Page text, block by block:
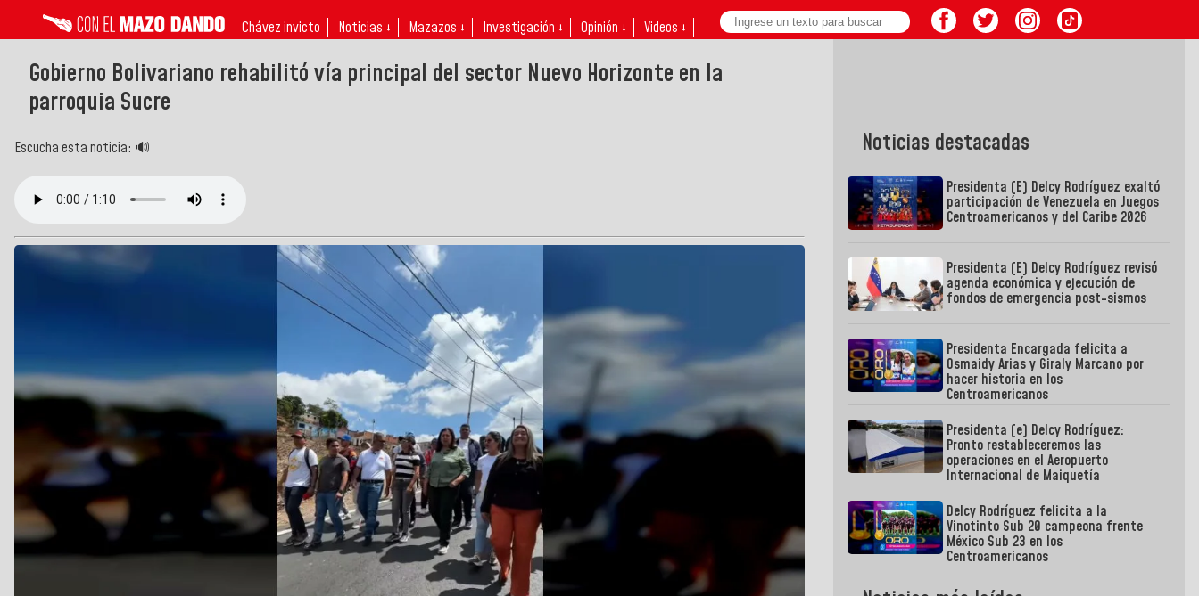
Chávez invicto Noticias ↓ Mazazos ↓ Investigación ↓ Opinión ↓ Videos ↓
Gobierno Bolivariano rehabilitó vía principal del sector Nuevo Horizonte en la
parroquia Sucre
Escucha esta noticia: 🔊 Noticias destacadas
Presidenta (E) Delcy Rodríguez exaltó
participación de Venezuela en Juegos
Centroamericanos y del Caribe 2026
Presidenta (E) Delcy Rodríguez revisó
agenda económica y ejecución de
fondos de emergencia post-sismos
Presidenta Encargada felicita a
Osmaidy Arias y Giraly Marcano por
hacer historia en los
Centroamericanos
Presidenta (e) Delcy Rodríguez:
Pronto restableceremos las
operaciones en el Aeropuerto
Internacional de Maiquetía
Delcy Rodríguez felicita a la
Vinotinto Sub 20 campeona frente
México Sub 23 en los
Centroamericanos